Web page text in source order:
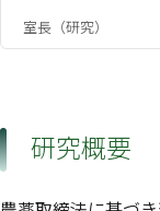
室長（研究）
研究概要